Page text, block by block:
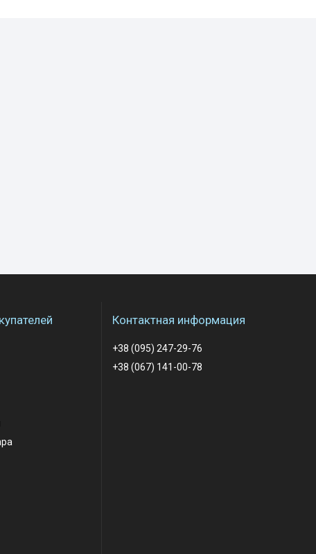
Контактная информация
+38 (095) 247-29-76
+38 (067) 141-00-78